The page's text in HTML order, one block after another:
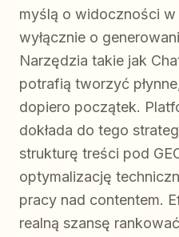
myślą o widoczności
wyłącznie o
Narzędzia takie jak
potrafią tworzyć
dopiero początek.
dokłada do tego
strukturę treści pod
optymalizację
pracy nad contentem.
realną szansę